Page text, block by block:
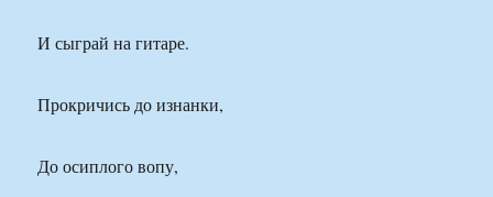
И сыграй на гитаре.
Прокричись до изнанки,
До осиплого вопу,